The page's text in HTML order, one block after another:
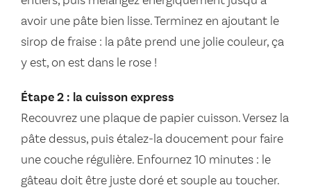
avoir une pâte bien lisse. Terminez en ajoutant le
sirop de fraise : la pâte prend une jolie couleur, ça
y est, on est dans le rose !
Étape 2 : la cuisson express
Recouvrez une plaque de papier cuisson. Versez la
pâte dessus, puis étalez-la doucement pour faire
une couche régulière. Enfournez 10 minutes : le
gâteau doit être juste doré et souple au toucher.